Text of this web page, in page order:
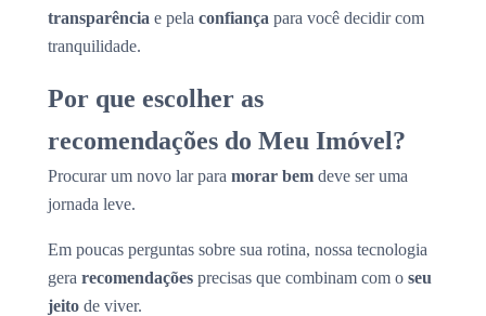
transparência e pela confiança para você decidir com
tranquilidade.
Por que escolher as
recomendações do Meu Imóvel?
Procurar um novo lar para morar bem deve ser uma
jornada leve.
Em poucas perguntas sobre sua rotina, nossa tecnologia
gera recomendações precisas que combinam com o seu
jeito de viver.